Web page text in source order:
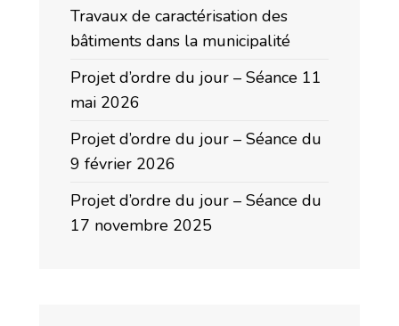
Travaux de caractérisation des
bâtiments dans la municipalité
Projet d’ordre du jour – Séance 11
mai 2026
Projet d’ordre du jour – Séance du
9 février 2026
Projet d’ordre du jour – Séance du
17 novembre 2025